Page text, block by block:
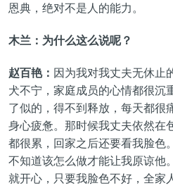
恩典，绝对不是人的能力。
木兰：为什么这么说呢？
赵百艳： 因为我对我丈夫无休止
犬不宁，家庭成员的心情都很沉
了似的，得不到释放，每天都很
身心疲惫。那时候我丈夫依然在
都很累，回家之后还要看我脸色
不知道该怎么做才能让我原谅他
就开心，只要我脸色不好，全家